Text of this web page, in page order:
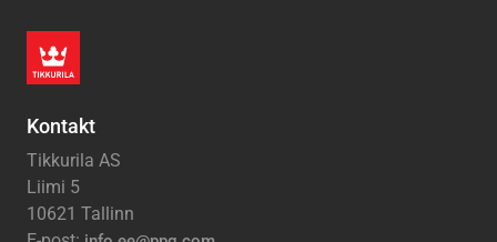
Kontakt
Tikkurila AS
Liimi 5
10621 Tallinn